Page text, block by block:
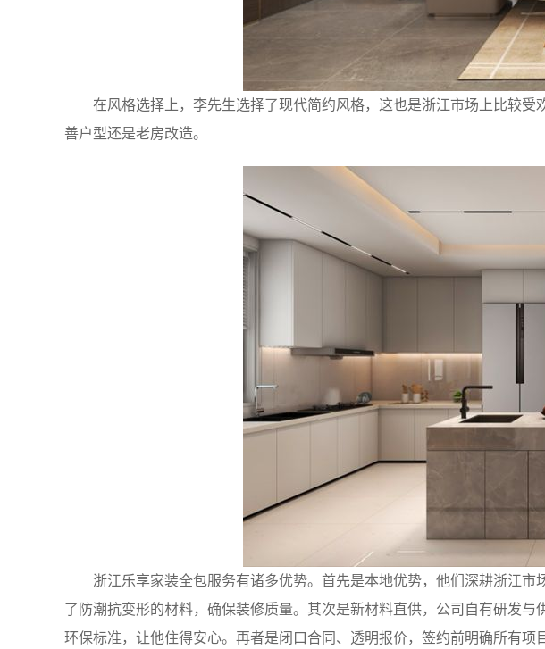
在风格选择上，李先生选择了现代简约风格，这也是浙江市场上比较
善户型还是老房改造。
浙江乐享家装全包服务有诸多优势。首先是本地优势，他们深耕浙江
了防潮抗变形的材料，确保装修质量。其次是新材料直供，公司自有研发
环保标准，让他住得安心。再者是闭口合同、透明报价，签约前明确所有